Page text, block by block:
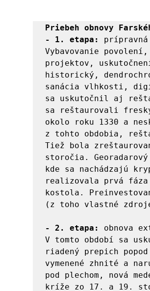
Priebeh obnovy
- 1. etapa:
prípravná
Vybavovanie
projektov,
historický,
sanácia vlhkosti,
sa uskutočnil aj
sa reštaurovali
okolo roku 1330 a
z tohto obdobia,
Tiež bola
storočia.
kde sa nachádzajú
realizovala prvá fáza
kostola.
(z toho vlastné
- 2. etapa: obnova
V tomto období sa
riadený prepich
vymenené zhnité a
pod plechom, nová
kríže zo 17. a 19.